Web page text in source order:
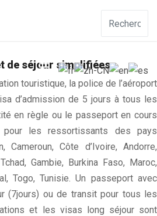
de séjour simplifiées
touristique, la police de l’aéroport
d’admission de 5 jours à tous les
en règle ou le passeport en cours
les ressortissants des pays
Cameroun, Côte d’Ivoire, Andorre,
Gambie, Burkina Faso, Maroc,
Togo, Tunisie. Un passeport avec
(7jours) ou de transit pour tous les
et les visas long séjour sont